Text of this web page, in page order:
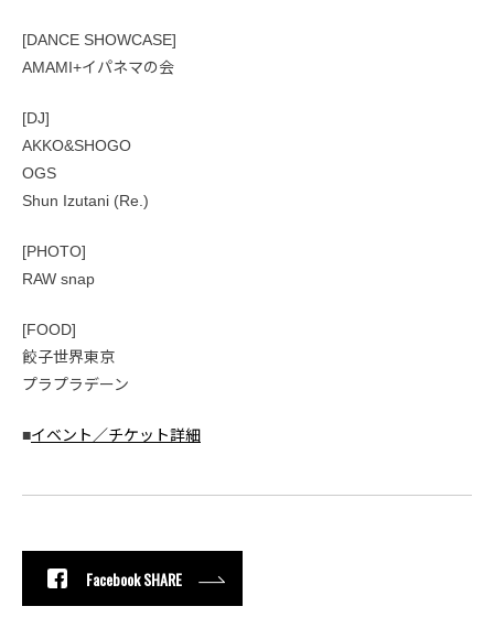
[DANCE SHOWCASE]
AMAMI+イパネマの会
[DJ]
AKKO&SHOGO
OGS
Shun Izutani (Re.)
[PHOTO]
RAW snap
[FOOD]
餃子世界東京
プラプラデーン
■イベント／チケット詳細
Facebook SHARE